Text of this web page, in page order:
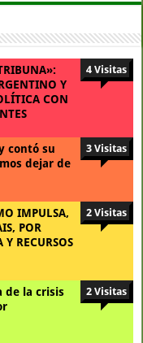
Y
CON
4 Visitas
contó su
dejar de
3 Visitas
IMPULSA,
POR
RECURSOS
2 Visitas
de la crisis
2 Visitas